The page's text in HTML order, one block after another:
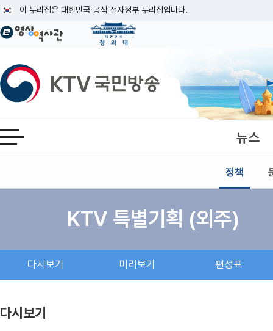
이 누리집은 대한민국 공식 전자정부 누리집입니다.
공식 누리집 주소 확인하기
이밖에 or.kr 또는 .kr등 다른 도메인 주소를 사용하고 있다면 아래 URL에서
운영중인 공식 누리집보기
KTV국민방송
전체메뉴 열기 뉴스
정책
본문
KTV 특별기획 (외주)
다시보기 미리보기 편성표
다시보기